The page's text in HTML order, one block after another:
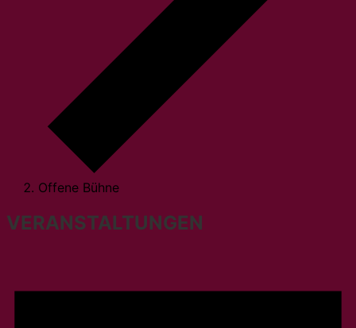
Offene Bühne
VERANSTALTUNGEN